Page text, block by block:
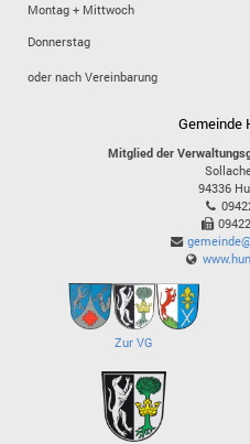
Montag + Mittwoch
Donnerstag
oder nach Vereinbarung
Gemeinde
Mitglied der
94336
Zur VG